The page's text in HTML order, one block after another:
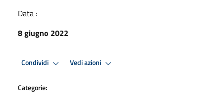
Data :
8 giugno 2022
Condividi Vedi azioni
Categorie: